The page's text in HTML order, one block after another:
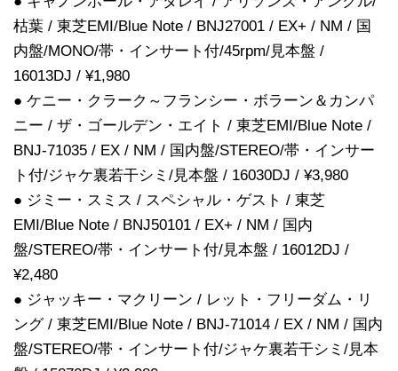
枯葉 / 東芝EMI/Blue Note / BNJ27001 / EX+ / NM / 国
内盤/MONO/帯・インサート付/45rpm/見本盤 /
16013DJ / ¥1,980
● ケニー・クラーク～フランシー・ボラーン＆カンパ
ニー / ザ・ゴールデン・エイト / 東芝EMI/Blue Note /
BNJ-71035 / EX / NM / 国内盤/STEREO/帯・インサー
ト付/ジャケ裏若干シミ/見本盤 / 16030DJ / ¥3,980
● ジミー・スミス / スペシャル・ゲスト / 東芝
EMI/Blue Note / BNJ50101 / EX+ / NM / 国内
盤/STEREO/帯・インサート付/見本盤 / 16012DJ /
¥2,480
● ジャッキー・マクリーン / レット・フリーダム・リ
ング / 東芝EMI/Blue Note / BNJ-71014 / EX / NM / 国内
盤/STEREO/帯・インサート付/ジャケ裏若干シミ/見本